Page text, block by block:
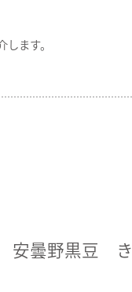
します。
安曇野黒豆 き